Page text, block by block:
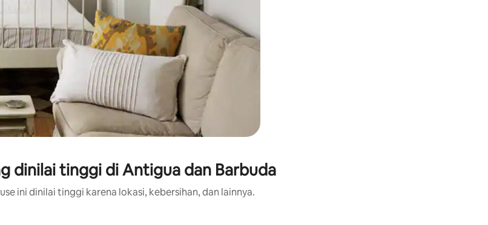
dinilai tinggi di Antigua dan Barbuda
ini dinilai tinggi karena lokasi, kebersihan, dan lainnya.